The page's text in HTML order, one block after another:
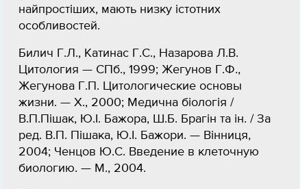
найпростіших, мають низку істотних
особливостей.
Билич Г.Л., Катинас Г.С., Назарова Л.В.
Цитология — СПб., 1999; Жегунов Г.Ф.,
Жегунова Г.П. Цитологические основы
жизни. — Х., 2000; Медична біологія /
В.П.Пішак, Ю.І. Бажора, Ш.Б. Брагін та ін. / За
ред. В.П. Пішака, Ю.І. Бажори. — Вінниця,
2004; Ченцов Ю.С. Введение в клеточную
биологию. — М., 2004.